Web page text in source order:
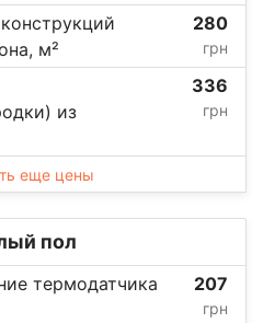
м²
280
грн
из
336
грн
еще цены
пол
термодатчика
207
грн